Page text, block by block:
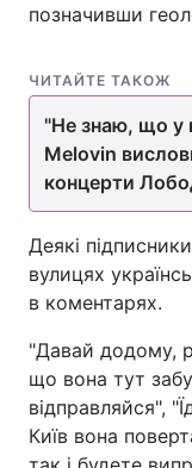
позначивши
ЧИТАЙТЕ ТАКОЖ
"Не знаю, що у
Melovin
концерти
Деякі
вулицях
в коментарях.
"Давай додому,
що вона тут
відправляйся",
Київ вона